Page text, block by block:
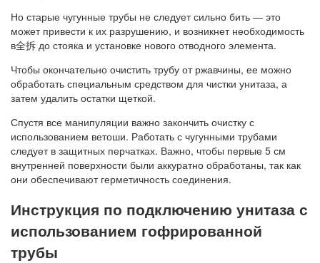
Но старые чугунные трубы не следует сильно бить — это
может привести к их разрушению, и возникнет необходимость
в全拆 до стояка и установке нового отводного элемента.
Чтобы окончательно очистить трубу от ржавчины, ее можно
обработать специальным средством для чистки унитаза, а
затем удалить остатки щеткой.
Спустя все манипуляции важно закончить очистку с
использованием ветоши. Работать с чугунными трубами
следует в защитных перчатках. Важно, чтобы первые 5 см
внутренней поверхности были аккуратно обработаны, так как
они обеспечивают герметичность соединения.
Инструкция по подключению унитаза с
использованием гофрированной
трубы